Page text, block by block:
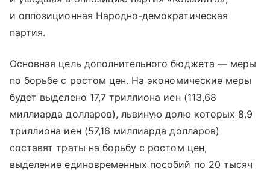
и оппозиционная Народно-демократическая
партия.
Основная цель дополнительного бюджета — меры
по борьбе с ростом цен. На экономические меры
будет выделено 17,7 триллиона иен (113,68
миллиарда долларов), львиную долю которых 8,9
триллиона иен (57,16 миллиарда долларов)
составят траты на борьбу с ростом цен,
выделение единовременных пособий по 20 тысяч